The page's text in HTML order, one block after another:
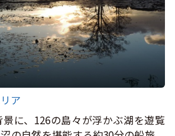
ア
に、126の島々が浮かぶ湖を遊覧